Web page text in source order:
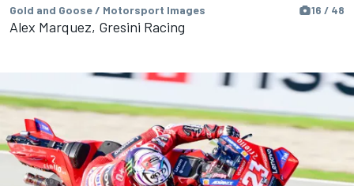
Gold and Goose / Motorsport Images 16 / 48
Alex Marquez, Gresini Racing